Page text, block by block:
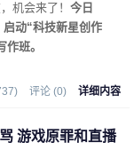
机会来了！ 今日
动“科技新星创作
班。
评论 (0) 详细内容
游戏原罪和直播